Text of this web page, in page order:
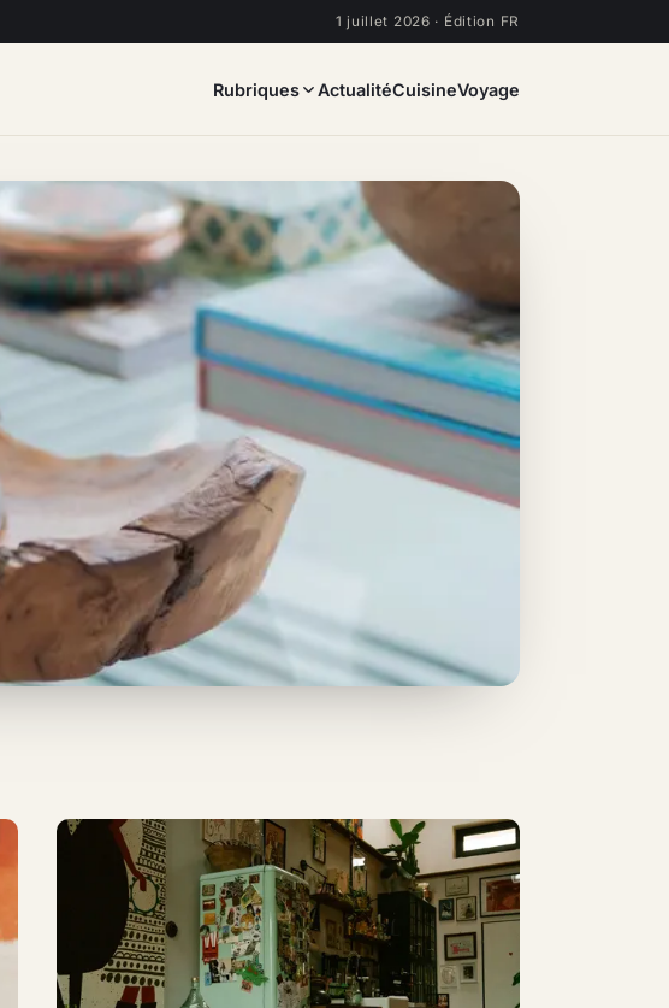
1 juillet 2026 · Édition FR
Rubriques ActualitéCuisineVoyage